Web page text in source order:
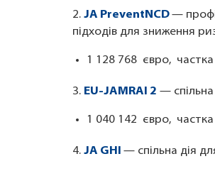
2. JA PreventNCD—
підходів для зниження
1 128 768 євро,
3. EU-JAMRAI 2 —
1 040 142 євро,
4. JA GHI — спільна дія